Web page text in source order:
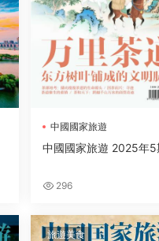
中國國家旅遊
中國國家旅遊 2025年5
296
旅遊美食